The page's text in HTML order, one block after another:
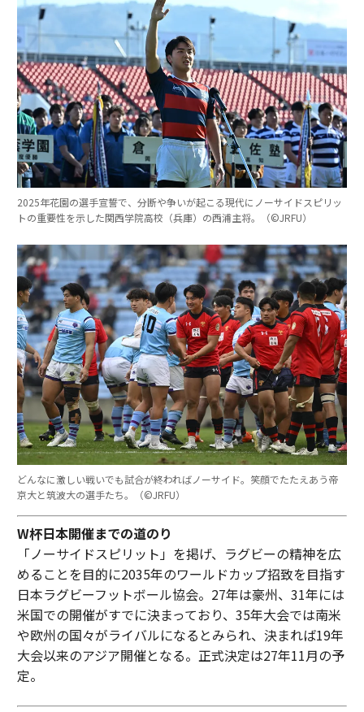
2025年花園の選手宣誓で、分断や争いが起こる現代にノーサイドスピリッ
トの重要性を示した関西学院高校（兵庫）の西浦主将。（©︎JRFU）
どんなに激しい戦いでも試合が終わればノーサイド。笑顔でたたえあう帝
京大と筑波大の選手たち。（©︎JRFU）
W杯日本開催までの道のり
「ノーサイドスピリット」を掲げ、ラグビーの精神を広
めることを目的に2035年のワールドカップ招致を目指す
日本ラグビーフットボール協会。27年は豪州、31年には
米国での開催がすでに決まっており、35年大会では南米
や欧州の国々がライバルになるとみられ、決まれば19年
大会以来のアジア開催となる。正式決定は27年11月の予
定。